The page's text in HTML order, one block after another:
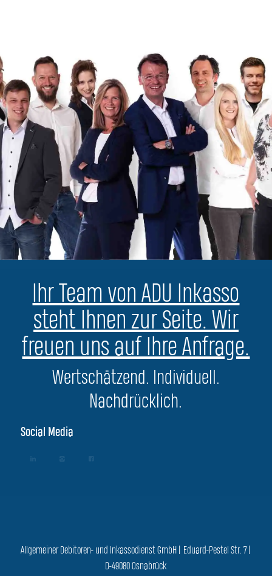
Ihr Team von ADU Inkasso
steht Ihnen zur Seite. Wir
freuen uns auf Ihre Anfrage.
Wertschätzend. Individuell.
Nachdrücklich.
Social Media
Allgemeiner Debitoren- und Inkassodienst GmbH | Eduard-Pestel Str. 7 |
D-49080 Osnabrück